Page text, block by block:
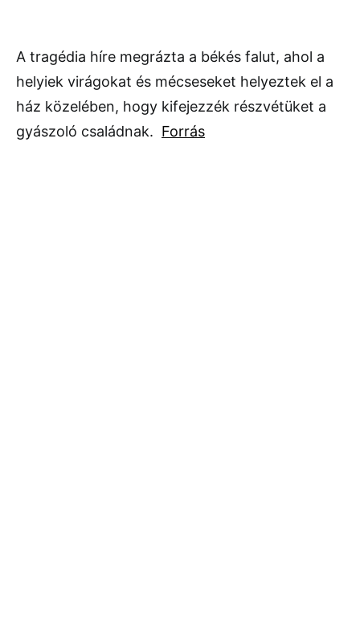
A tragédia híre megrázta a békés falut, ahol a
helyiek virágokat és mécseseket helyeztek el a
ház közelében, hogy kifejezzék részvétüket a
gyászoló családnak. Forrás